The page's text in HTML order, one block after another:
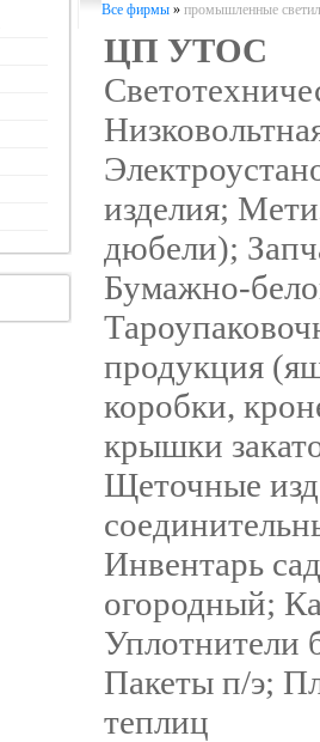
Все фирмы » промышленные
ЦП УТОС
изделия;
дюбели);
Бумажно-
продукция
коробки,
крышки
Щеточные
Инвентарь
огородный;
Уплотнители
Пакеты п/э;
теплиц